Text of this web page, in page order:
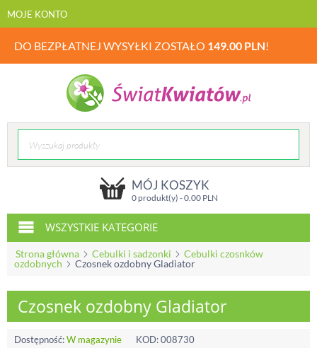
MOJE KONTO
DO BEZPŁATNEJ WYSYŁKI ZOSTAŁO 149.00 PLN!
MÓJ KOSZYK
0 produkt(y) -0.00PLN
WSZYSTKIE KATEGORIE
Strona główna Cebulki i sadzonki
Cebulki czosnków
ozdobnych
Czosnek ozdobny Gladiator
Czosnek ozdobny Gladiator
Dostępność:W magazynie KOD:008730